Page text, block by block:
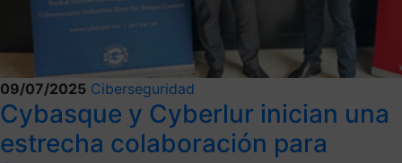
09/07/2025 Ciberseguridad
Cybasque y Cyberlur inician una
estrecha colaboración para